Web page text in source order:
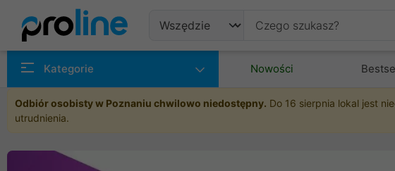
Kategorie Nowości
Odbiór osobisty w Poznaniu chwilowo niedostępny. Do 16 sierpnia lokal jest
utrudnienia.